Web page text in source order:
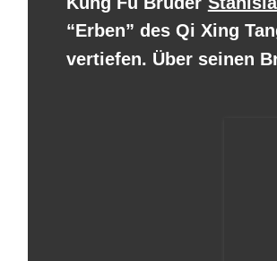
“Erben” des Qi Xing
vertiefen. Über seinen